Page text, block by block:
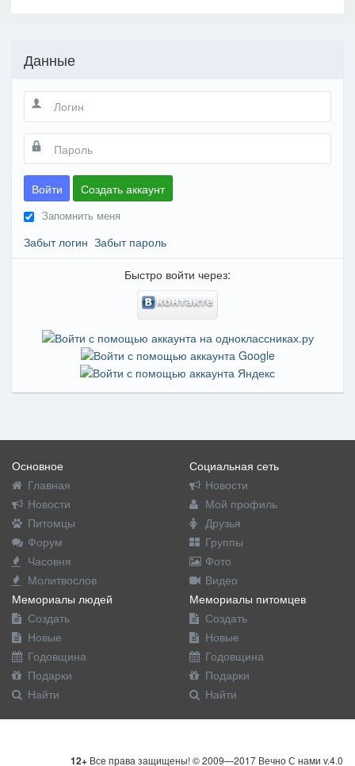
Данные
Войти Создать аккаунт
Запомнить меня
Забыт логин Забыт пароль
Быстро войти через:
Основное
Главная
Новости
Питомцы
Форум
Часовня
Молитвослов
Социальная сеть
Новости
Мой профиль
Друзья
Группы
Фото
Видео
Мемориалы людей
Создать
Новые
Годовщина
Подарки
Найти
Мемориалы питомцев
Создать
Новые
Годовщина
Подарки
Найти
12+ Все права защищены! © 2009—2017 Вечно С нами v.4.0